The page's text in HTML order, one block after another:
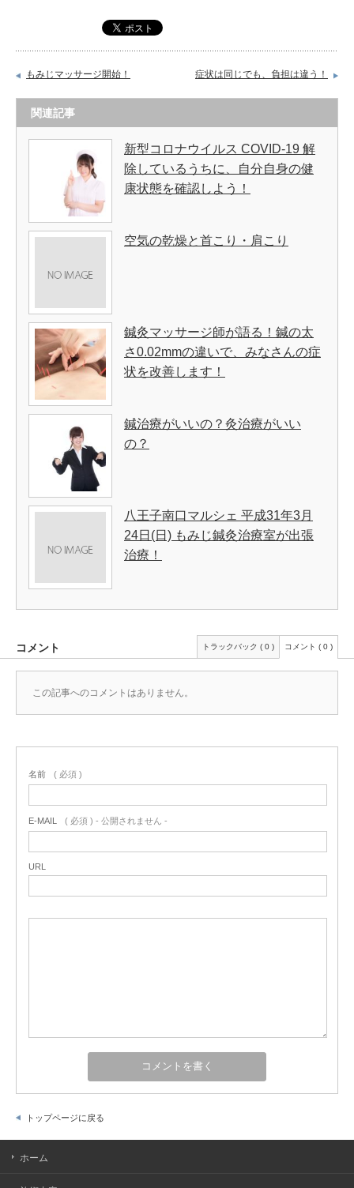
もみじマッサージ開始！ 症状は同じでも、負担は違う！
関連記事
新型コロナウイルス COVID-19 解
除しているうちに、自分自身の健
康状態を確認しよう！
空気の乾燥と首こり・肩こり
鍼灸マッサージ師が語る！鍼の太
さ0.02mmの違いで、みなさんの症
状を改善します！
鍼治療がいいの？灸治療がいい
の？
八王子南口マルシェ 平成31年3月
24日(日) もみじ鍼灸治療室が出張
治療！
コメント トラックバック ( 0 ) コメント ( 0 )
この記事へのコメントはありません。
名前 ( 必須 )
E-MAIL ( 必須 ) - 公開されません -
URL
トップページに戻る
ホーム